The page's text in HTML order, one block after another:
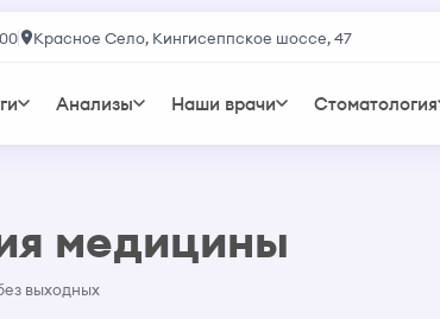
Красное Село, Кингисеппское шоссе, 47
Анализы Наши врачи Стоматология
медицины
выходных